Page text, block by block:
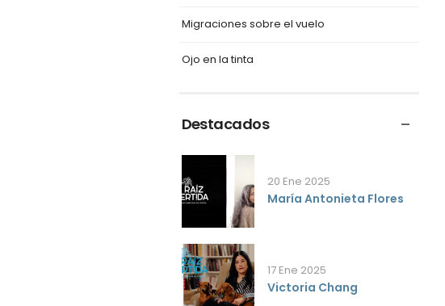
Migraciones sobre el vuelo
Ojo en la tinta
Destacados
20 Ene 2025
María Antonieta Flores
17 Ene 2025
Victoria Chang